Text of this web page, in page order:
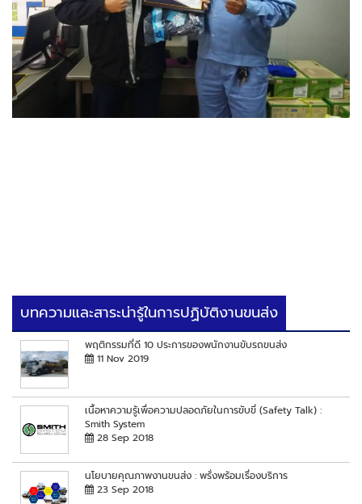
บทความและสาระน่ารู้ในการปฏิบัติงานขนส่ง
พฤติกรรมที่ดี 10 ประการของพนักงานขับรถขนส่ง
11 Nov 2019
เนื้อหาความรู้เพื่อความปลอดภัยในการขับขี่ (Safety Talk) :
Smith System
28 Sep 2018
นโยบายคุณภาพงานขนส่ง : พรั่งพร้อมเรื่องบริการ
23 Sep 2018